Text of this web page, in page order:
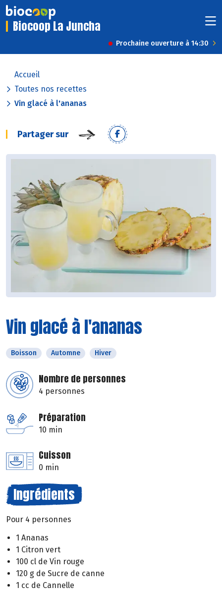
Biocoop La Juncha
Prochaine ouverture à 14:30
Accueil
Toutes nos recettes
Vin glacé à l'ananas
Partager sur
Vin glacé à l'ananas
Boisson Automne Hiver
Nombre de personnes
4 personnes
Préparation
10 min
Cuisson
0 min
Ingrédients
Pour 4 personnes
1 Ananas
1 Citron vert
100 cl de Vin rouge
120 g de Sucre de canne
1 cc de Cannelle